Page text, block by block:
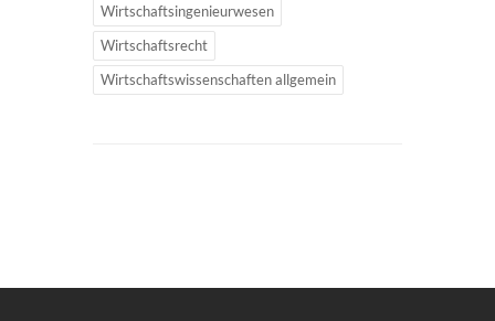
Wirtschaftsingenieurwesen
Wirtschaftsrecht
Wirtschaftswissenschaften allgemein